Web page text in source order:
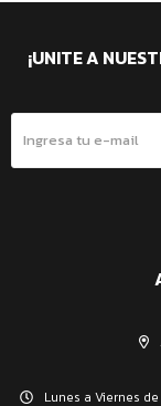
Lunes a Viernes
¡UNITE A